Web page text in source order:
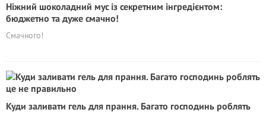
Ніжний шоколадний мус із секретним інгредієнтом:
бюджетно та дуже смачно!
Смачного!
Куди заливати гель для прання. Багато господинь роблять